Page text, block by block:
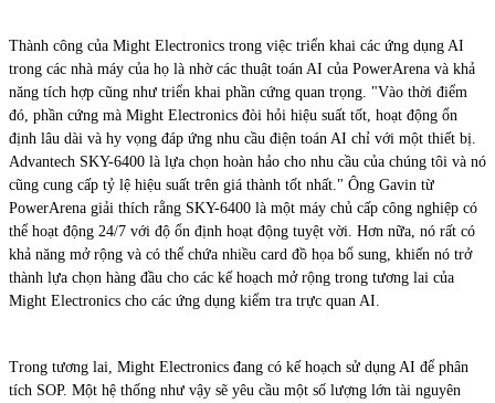
Thành công của Might Electronics trong việc triển khai các ứng dụng AI
trong các nhà máy của họ là nhờ các thuật toán AI của PowerArena và khả
năng tích hợp cũng như triển khai phần cứng quan trọng. "Vào thời điểm
đó, phần cứng mà Might Electronics đòi hỏi hiệu suất tốt, hoạt động ổn
định lâu dài và hy vọng đáp ứng nhu cầu điện toán AI chỉ với một thiết bị.
Advantech SKY-6400 là lựa chọn hoàn hảo cho nhu cầu của chúng tôi và nó
cũng cung cấp tỷ lệ hiệu suất trên giá thành tốt nhất." Ông Gavin từ
PowerArena giải thích rằng SKY-6400 là một máy chủ cấp công nghiệp có
thể hoạt động 24/7 với độ ổn định hoạt động tuyệt vời. Hơn nữa, nó rất có
khả năng mở rộng và có thể chứa nhiều card đồ họa bổ sung, khiến nó trở
thành lựa chọn hàng đầu cho các kế hoạch mở rộng trong tương lai của
Might Electronics cho các ứng dụng kiểm tra trực quan AI.
Trong tương lai, Might Electronics đang có kế hoạch sử dụng AI để phân
tích SOP. Một hệ thống như vậy sẽ yêu cầu một số lượng lớn tài nguyên